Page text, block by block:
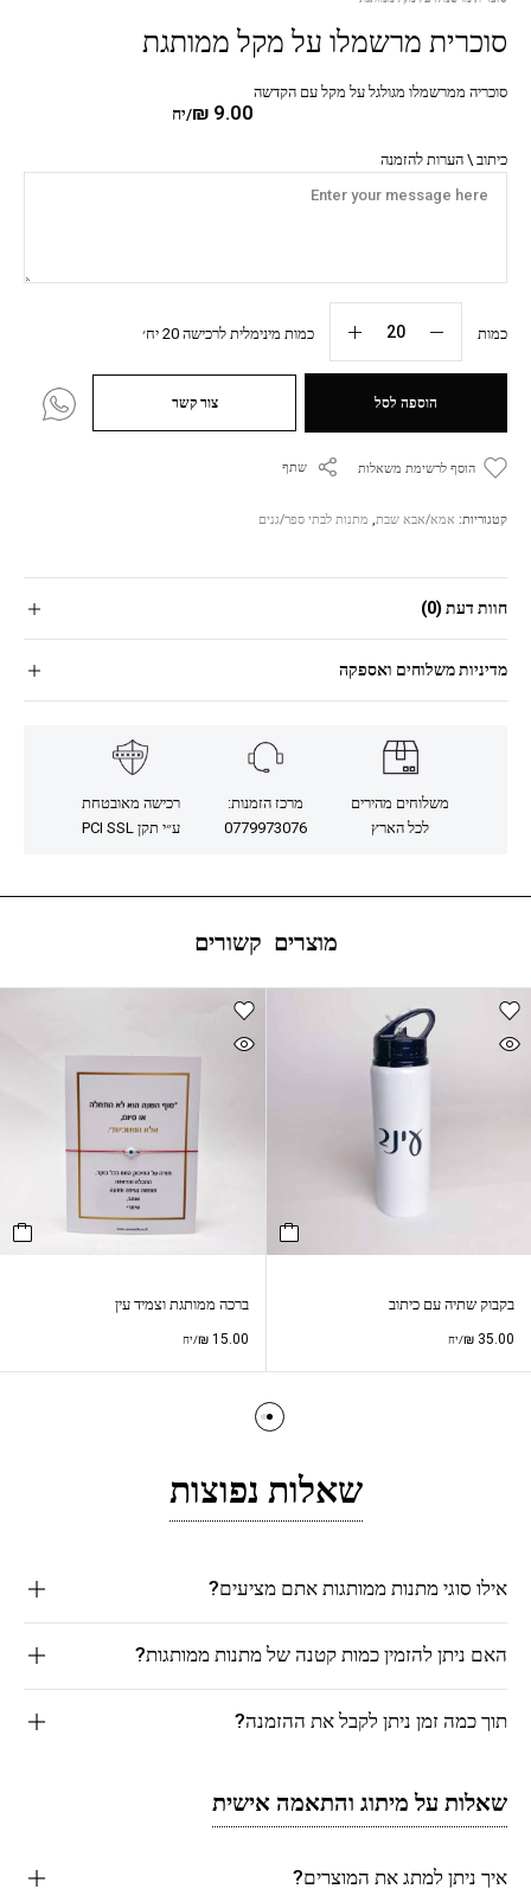
סוכרית מרשמלו על מקל ממותגת
₪ 9.00 /יח
כיתוב \ הערות להזמנה
כמות כמות מינימלית לרכישה 20 יח׳
הוספה לסל צור קשר
הוסף לרשימת משאלות שתף
קטגוריות: אמא/אבא שבת, מתנות לבתי ספר/גנים
סוכריה ממרשמלו מגולגל על מקל עם הקדשה
חוות דעת (0)
מדיניות משלוחים ואספקה
משלוחים מהירים
לכל הארץ
מרכז הזמנות:
0779973076
רכישה מאובטחת
ע״י תקן PCI SSL
מוצרים קשורים
בקבוק שתיה עם כיתוב
₪ 35.00 /יח
ברכה ממותגת וצמיד עין
₪15.00 /יח
שאלות נפוצות
אילו סוגי מתנות ממותגות אתם מציעים?
האם ניתן להזמין כמות קטנה של מתנות ממותגות?
תוך כמה זמן ניתן לקבל את ההזמנה?
שאלות על מיתוג והתאמה אישית
איך ניתן למתג את המוצרים?